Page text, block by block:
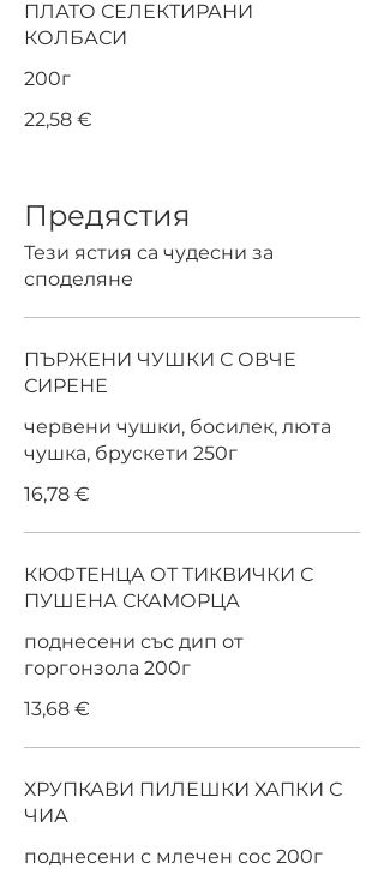
ПЛАТО СЕЛЕКТИРАНИ
КОЛБАСИ
200г
22,58 €
Предястия
Тези ястия са чудесни за
споделяне
ПЪРЖЕНИ ЧУШКИ С ОВЧЕ
СИРЕНЕ
червени чушки, босилек, люта
чушка, брускети 250г
16,78 €
КЮФТЕНЦА ОТ ТИКВИЧКИ С
ПУШЕНА СКАМОРЦА
поднесени със дип от
горгонзола 200г
13,68 €
ХРУПКАВИ ПИЛЕШКИ ХАПКИ С
ЧИА
поднесени с млечен сос 200г